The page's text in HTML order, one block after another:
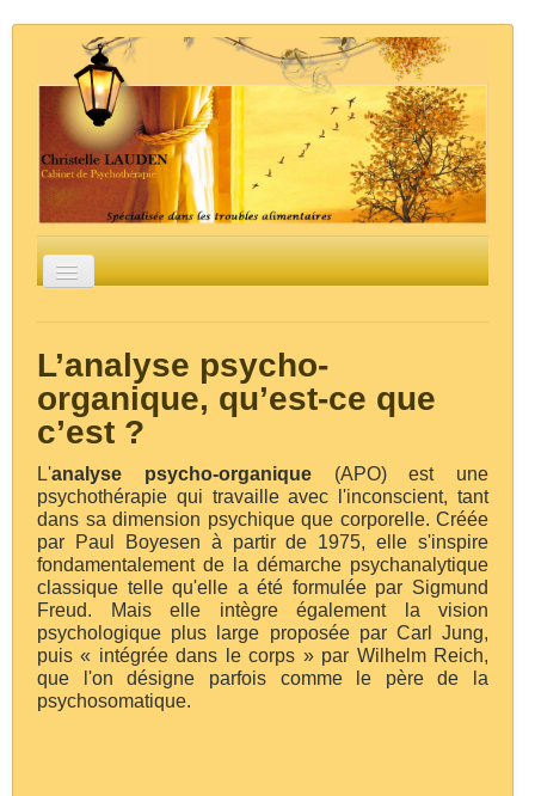
Basculer
la
alimentaires Liens Contact
L’analyse psycho-
organique, qu’est-ce que
c’est ?
L'analyse psycho-organique(APO) est une
psychothérapie qui travaille avec l'inconscient, tant
dans sa dimension psychique que corporelle. Créée
par Paul Boyesen à partir de 1975, elle s'inspire
fondamentalement de la démarche psychanalytique
classique telle qu'elle a été formulée par Sigmund
Freud. Mais elle intègre également la vision
psychologique plus large proposée par Carl Jung,
puis « intégrée dans le corps » par Wilhelm Reich,
que l'on désigne parfois comme le père de la
psychosomatique.